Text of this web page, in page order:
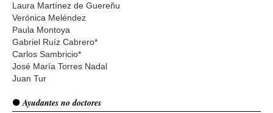
Laura Martínez de Guereñu
Verónica Meléndez
Paula Montoya
Gabriel Ruíz Cabrero*
Carlos Sambricio*
José María Torres Nadal
Juan Tur
Ayudantes no doctores